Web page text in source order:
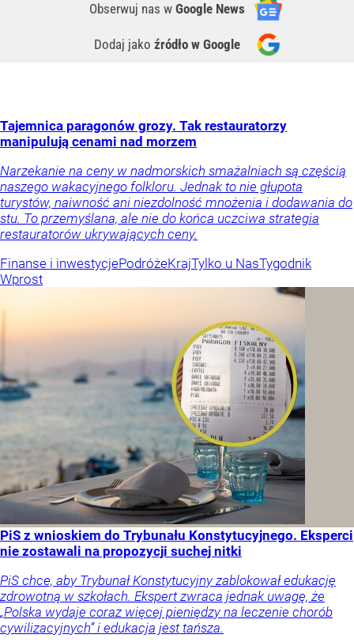
Obserwuj nas w Google News
Dodaj jako źródło w Google
Tajemnica paragonów grozy. Tak restauratorzy
manipulują cenami nad morzem
Narzekanie na ceny w nadmorskich smażalniach są częścią
naszego wakacyjnego folkloru. Jednak to nie głupota
turystów, naiwność ani niezdolność mnożenia i dodawania do
stu. To przemyślana, ale nie do końca uczciwa strategia
restauratorów ukrywających ceny.
Finanse i inwestycjePodróżeKrajTylko u NasTygodnik
Wprost
PiS z wnioskiem do Trybunału Konstytucyjnego. Eksperci
nie zostawali na propozycji suchej nitki
PiS chce, aby Trybunał Konstytucyjny zablokował edukację
zdrowotną w szkołach. Ekspert zwraca jednak uwagę, że
„Polska wydaje coraz więcej pieniędzy na leczenie chorób
cywilizacyjnych” i edukacja jest tańsza.